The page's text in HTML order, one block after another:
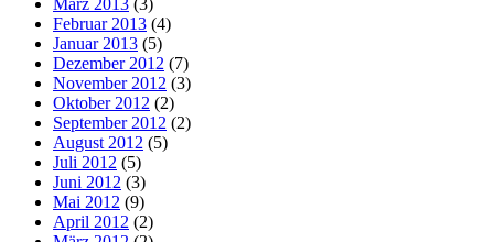
März 2013 (3)
Februar 2013 (4)
Januar 2013 (5)
Dezember 2012 (7)
November 2012 (3)
Oktober 2012 (2)
September 2012 (2)
August 2012 (5)
Juli 2012 (5)
Juni 2012 (3)
Mai 2012 (9)
April 2012 (2)